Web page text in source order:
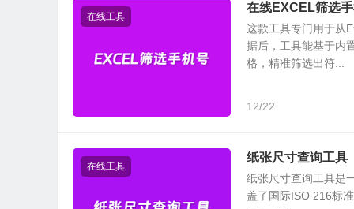
在线工具
在线EXCEL筛选
这款工具专门用于从
据后，工具能基于内
格，精准筛选出符...
12/22
在线工具
纸张尺寸查询工具
纸张尺寸查询工具是
盖了国际ISO 216标